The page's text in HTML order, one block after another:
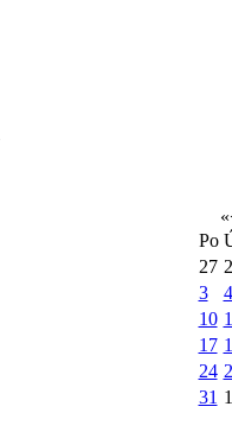
«
Po
27
3
4
10
17
24
31 1